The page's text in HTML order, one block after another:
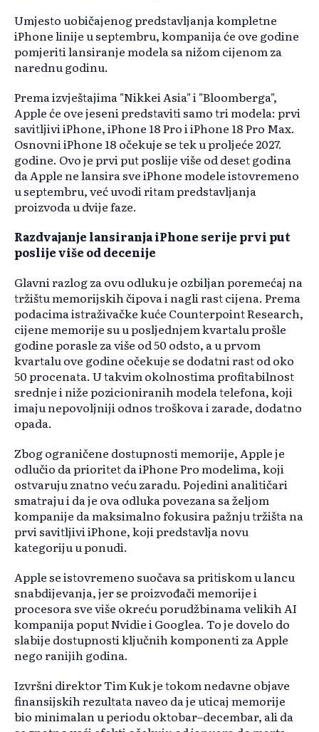
Umjesto uobičajenog predstavljanja kompletne
iPhone linije u septembru, kompanija će ove godine
pomjeriti lansiranje modela sa nižom cijenom za
narednu godinu.
Prema izvještajima "Nikkei Asia" i "Bloomberga",
Apple će ove jeseni predstaviti samo tri modela: prvi
savitljivi iPhone, iPhone 18 Pro i iPhone 18 Pro Max.
Osnovni iPhone 18 očekuje se tek u proljeće 2027.
godine. Ovo je prvi put poslije više od deset godina
da Apple ne lansira sve iPhone modele istovremeno
u septembru, već uvodi ritam predstavljanja
proizvoda u dvije faze.
Razdvajanje lansiranja iPhone serije prvi put
poslije više od decenije
Glavni razlog za ovu odluku je ozbiljan poremećaj na
tržištu memorijskih čipova i nagli rast cijena. Prema
podacima istraživačke kuće Counterpoint Research,
cijene memorije su u posljednjem kvartalu prošle
godine porasle za više od 50 odsto, a u prvom
kvartalu ove godine očekuje se dodatni rast od oko
50 procenata. U takvim okolnostima profitabilnost
srednje i niže pozicioniranih modela telefona, koji
imaju nepovoljniji odnos troškova i zarade, dodatno
opada.
Zbog ograničene dostupnosti memorije, Apple je
odlučio da prioritet da iPhone Pro modelima, koji
ostvaruju znatno veću zaradu. Pojedini analitičari
smatraju i da je ova odluka povezana sa željom
kompanije da maksimalno fokusira pažnju tržišta na
prvi savitljivi iPhone, koji predstavlja novu
kategoriju u ponudi.
Apple se istovremeno suočava sa pritiskom u lancu
snabdijevanja, jer se proizvođači memorije i
procesora sve više okreću porudžbinama velikih AI
kompanija poput Nvidie i Googlea. To je dovelo do
slabije dostupnosti ključnih komponenti za Apple
nego ranijih godina.
Izvršni direktor Tim Kuk je tokom nedavne objave
finansijskih rezultata naveo da je uticaj memorije
bio minimalan u periodu oktobar–decembar, ali da